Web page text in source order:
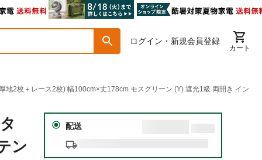
ログイン・新規会員登録
カート
地2枚＋レース2枚) 幅100cm×丈178cm モスグリーン (Y) 遮光1級 両開き イン
ン
配送